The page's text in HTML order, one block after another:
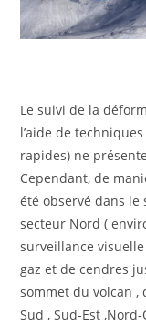
Le suivi de la
l’aide de
rapides) ne
Cependant, de
été observé dans le
secteur Nord (
surveillance
gaz et de cendres
sommet du volcan ,
Sud , Sud-Est